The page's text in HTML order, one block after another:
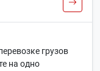
грузов
на одно